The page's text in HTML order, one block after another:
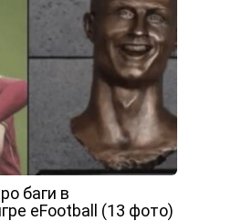
баги в
eFootball (13 фото)